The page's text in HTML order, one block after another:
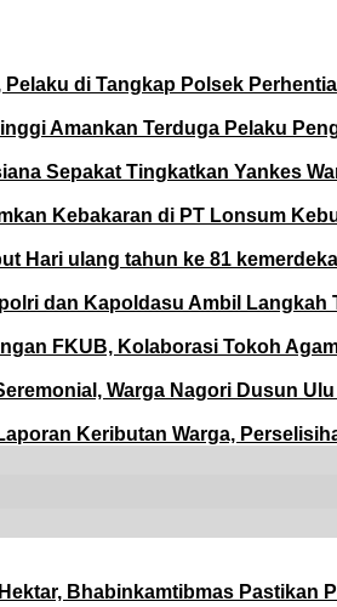
di Tangkap Polsek
Amankan Terduga Pelaku
Sepakat Tingkatkan Yankes
Kebakaran di PT Lonsum
Hari ulang tahun ke 81
dan Kapoldasu Ambil Langkah
FKUB, Kolaborasi Tokoh
Warga Nagori Dusun
Keributan Warga,
Bhabinkamtibmas Pastikan